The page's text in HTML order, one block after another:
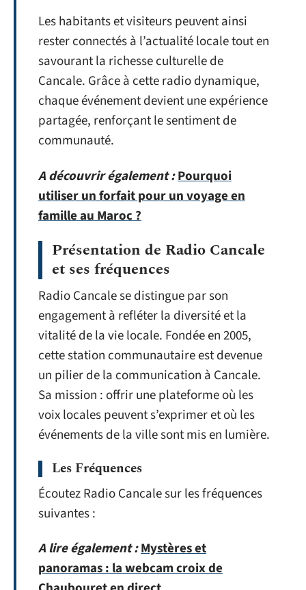
Les habitants et visiteurs peuvent ainsi
rester connectés à l’actualité locale tout en
savourant la richesse culturelle de
Cancale. Grâce à cette radio dynamique,
chaque événement devient une expérience
partagée, renforçant le sentiment de
communauté.
A découvrir également :Pourquoi
utiliser un forfait pour un voyage en
famille au Maroc ?
Présentation de Radio Cancale
et ses fréquences
Radio Cancale se distingue par son
engagement à refléter la diversité et la
vitalité de la vie locale. Fondée en 2005,
cette station communautaire est devenue
un pilier de la communication à Cancale.
Sa mission : offrir une plateforme où les
voix locales peuvent s’exprimer et où les
événements de la ville sont mis en lumière.
Les Fréquences
Écoutez Radio Cancale sur les fréquences
suivantes :
A lire également :Mystères et
panoramas : la webcam croix de